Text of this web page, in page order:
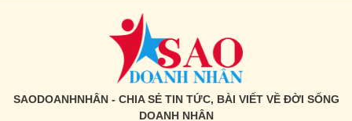
SAODOANHNHÂN - CHIA SẺ TIN TỨC, BÀI VIẾT VỀ ĐỜI SỐNG
DOANH NHÂN